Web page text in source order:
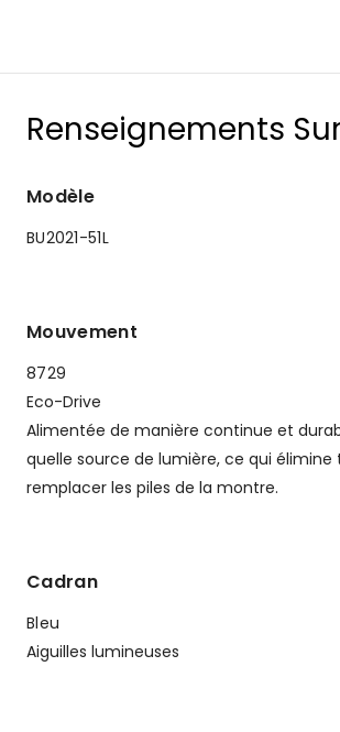
Renseignements
Modèle
BU2021-51L
Mouvement
8729
Eco-Drive
Alimentée de manière continue et
quelle source de lumière, ce qui élimine
remplacer les piles de la montre.
Cadran
Bleu
Aiguilles lumineuses